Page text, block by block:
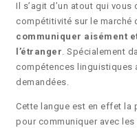
Il s’agit d’un atout qui
compétitivité sur le marché
communiquer aisément
l’étranger. Spécialement
compétences linguistiques
demandées.
Cette langue est en effet la
pour communiquer avec